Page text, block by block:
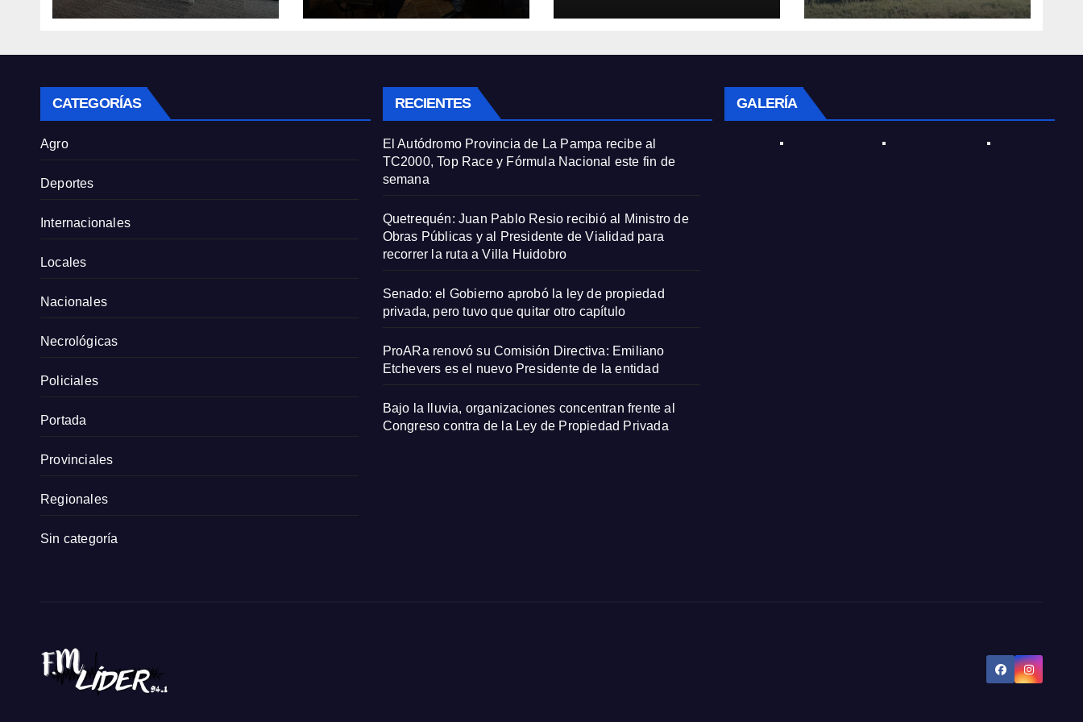
Nacional este fin de
Presidente de Vialidad
otro capítulo
la entidad
CATEGORÍAS
Agro
Deportes
Internacionales
Locales
Nacionales
Necrológicas
Policiales
Portada
Provinciales
Regionales
Sin categoría
RECIENTES
El Autódromo Provincia de La Pampa recibe al
TC2000, Top Race y Fórmula Nacional este fin de
semana
Quetrequén: Juan Pablo Resio recibió al Ministro de
Obras Públicas y al Presidente de Vialidad para
recorrer la ruta a Villa Huidobro
Senado: el Gobierno aprobó la ley de propiedad
privada, pero tuvo que quitar otro capítulo
ProARa renovó su Comisión Directiva: Emiliano
Etchevers es el nuevo Presidente de la entidad
Bajo la lluvia, organizaciones concentran frente al
Congreso contra de la Ley de Propiedad Privada
GALERÍA